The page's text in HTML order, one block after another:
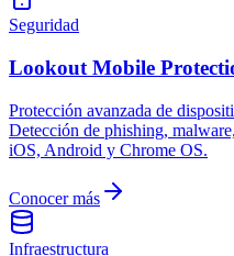
Seguridad
Lookout Mobile
Protección avanzada de
Detección de phishing,
iOS, Android y Chrome OS.
Conocer más
Infraestructura